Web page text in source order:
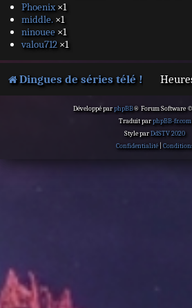
Phoenix ×1
middle. ×1
ninouee ×1
valou712 ×1
Dingues de séries télé !
Développé parphpBB® Forum Software
Traduit parphpBB-fr.com
Style parDdSTV 2020
Confidentialité|